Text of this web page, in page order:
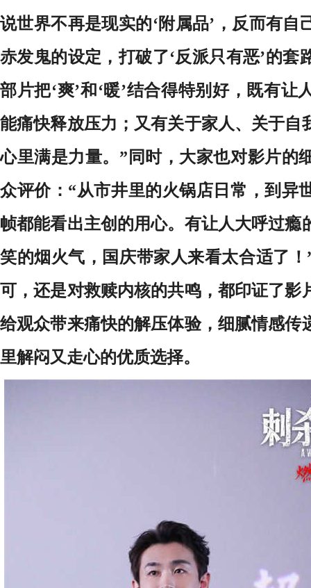
说世界不再是现实的‘附属品’，反而有自
赤发鬼的设定，打破了‘反派只有恶’的套
部片把‘爽’和‘暖’结合得特别好，既有让
能痛快释放压力；又有关于家人、关于自
心里满是力量。”同时，大家也对影片的
众评价：“从市井里的火锅店日常，到异
帧都能看出主创的用心。有让人大呼过瘾
笑的烟火气，国庆带家人来看太合适了
可，还是对救赎内核的共鸣，都印证了影
给观众带来痛快的解压体验，细腻情感传
里解闷又走心的优质选择。